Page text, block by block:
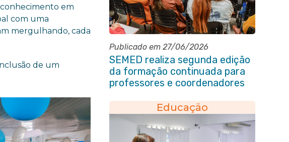
em
com uma
mergulhando, cada
de um
Publicado em 27/06/2026
SEMED realiza segunda edição
da formação continuada para
professores e coordenadores
Educação